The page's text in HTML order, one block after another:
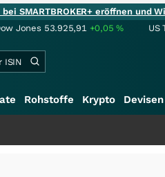
SMARTBROKER+ eröffnen und
Jones 53.925,91 +0,05% US
Rohstoffe Krypto Devisen